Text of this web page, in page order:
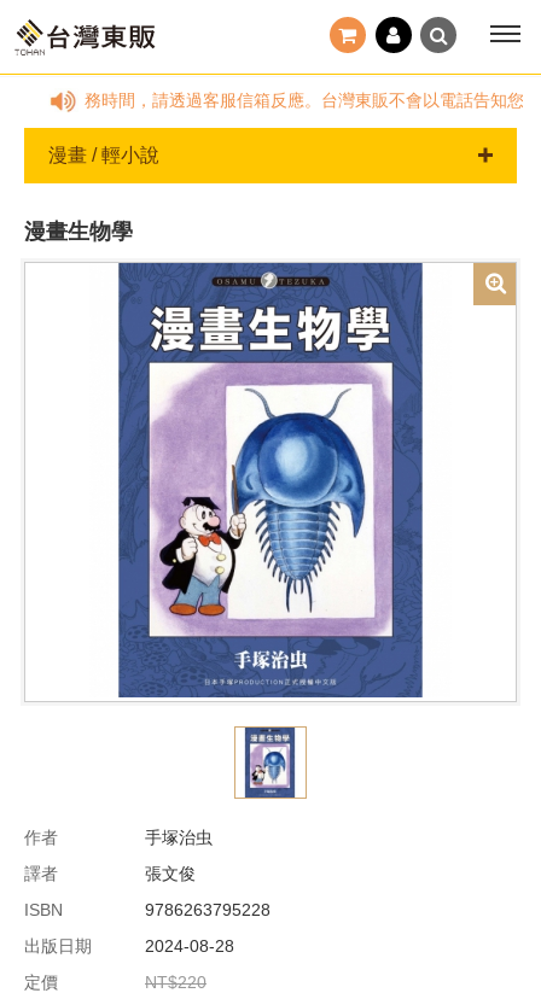
服務時間，請透過客服信箱反應。台灣東販不會以電話告知您前往
漫畫 / 輕小說
漫畫生物學
作者
手塚治虫
譯者
張文俊
ISBN
9786263795228
出版日期
2024-08-28
定價
NT$220